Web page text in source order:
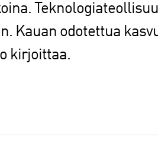
Kauan odotettua
kirjoittaa.